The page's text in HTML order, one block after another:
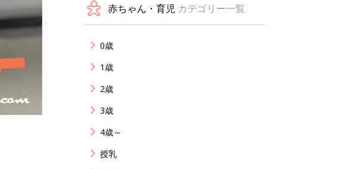
赤ちゃん・育児 カテゴリー一覧
0歳
1歳
2歳
3歳
4歳～
授乳